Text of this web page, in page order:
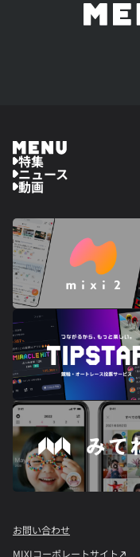
特集
ニュース
動画
お問い合わせ
MIXIコーポレートサイト